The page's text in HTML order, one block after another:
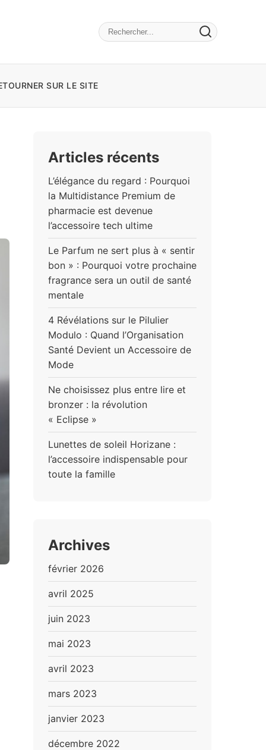
SUR LE SITE
Articles récents
L’élégance du regard : Pourquoi
la Multidistance Premium de
pharmacie est devenue
l’accessoire tech ultime
Le Parfum ne sert plus à « sentir
bon » : Pourquoi votre prochaine
fragrance sera un outil de santé
mentale
4 Révélations sur le Pilulier
Modulo : Quand l’Organisation
Santé Devient un Accessoire de
Mode
Ne choisissez plus entre lire et
bronzer : la révolution
« Eclipse »
Lunettes de soleil Horizane :
l’accessoire indispensable pour
toute la famille
Archives
février 2026
avril 2025
juin 2023
mai 2023
avril 2023
mars 2023
janvier 2023
décembre 2022